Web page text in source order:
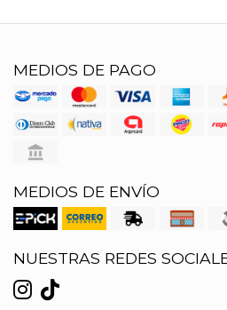
MEDIOS DE PAGO
MEDIOS DE ENVÍO
NUESTRAS REDES